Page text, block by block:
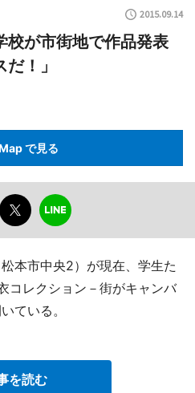
2015.09.14
校が市街地で作品発表
！」
で見る
本市中央2）が現在、学生た
コレクション－街がキャンバ
ている。
を読む